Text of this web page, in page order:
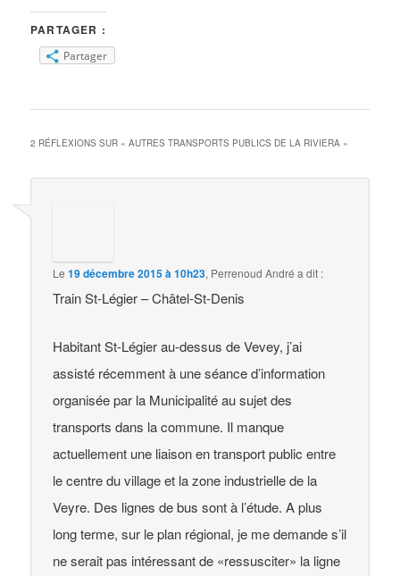
PARTAGER :
Partager
2 RÉFLEXIONS SUR «AUTRES TRANSPORTS PUBLICS DE LA RIVIERA »
Le19 décembre 2015 à 10h23, Perrenoud André a dit :
Train St-Légier – Châtel-St-Denis
Habitant St-Légier au-dessus de Vevey, j’ai
assisté récemment à une séance d’information
organisée par la Municipalité au sujet des
transports dans la commune. Il manque
actuellement une liaison en transport public entre
le centre du village et la zone industrielle de la
Veyre. Des lignes de bus sont à l’étude. A plus
long terme, sur le plan régional, je me demande s’il
ne serait pas intéressant de «ressusciter» la ligne